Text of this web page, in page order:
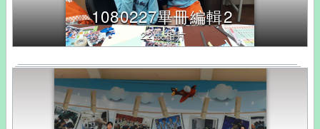
1080227畢冊編輯2
22張相片